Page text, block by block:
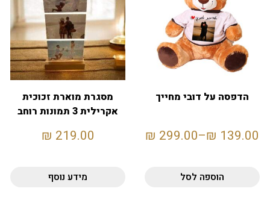
הדפסה על דובי מחייך
139.00
₪
–
299.00
₪
הוספה לסל
מסגרת מוארת זכוכית
אקרילית 3 תמונות רוחב
219.00
₪
מידע נוסף